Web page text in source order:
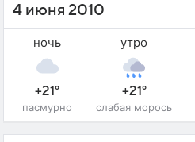
4 июня 2010
ночь
+21°
пасмурно
утро
+21°
слабая морось